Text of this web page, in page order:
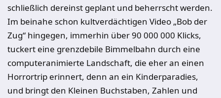
schließlich dereinst geplant und beherrscht werden.
Im beinahe schon kultverdächtigen Video „Bob der
Zug“ hingegen, immerhin über 90 000 000 Klicks,
tuckert eine grenzdebile Bimmelbahn durch eine
computeranimierte Landschaft, die eher an einen
Horrortrip erinnert, denn an ein Kinderparadies,
und bringt den Kleinen Buchstaben, Zahlen und